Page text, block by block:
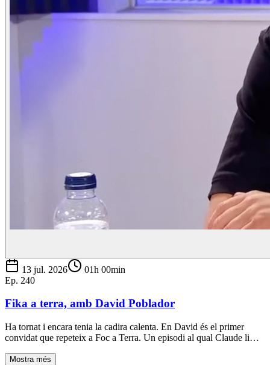
13 jul. 2026
01h 00min
Ep. 240
Fika a terra, amb David Poblador
Ha tornat i encara tenia la cadira calenta. En David és el primer
convidat que repeteix a Foc a Terra. Un episodi al qual Claude li…
Mostra més